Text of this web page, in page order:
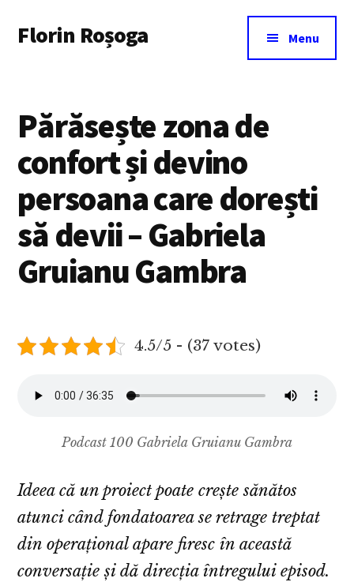
main
menu
Florin Roșoga Menu
Părăsește zona de
confort și devino
persoana care dorești
să devii – Gabriela
Gruianu Gambra
4.5/5 - (37 votes)
Podcast 100 Gabriela Gruianu Gambra
Ideea că un proiect poate crește sănătos
atunci când fondatoarea se retrage treptat
din operațional apare firesc în această
conversație și dă direcția întregului episod.